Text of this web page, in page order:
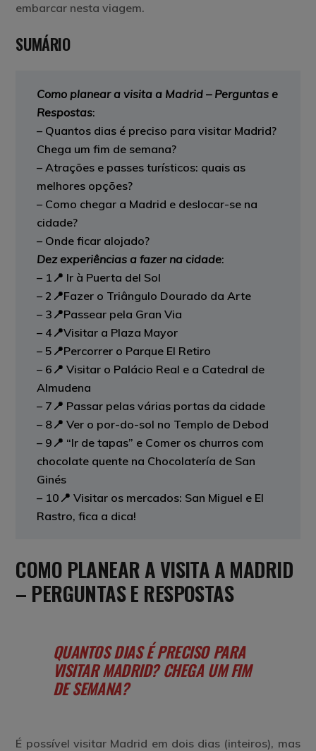
embarcar nesta viagem.
SUMÁRIO
Como planear a visita a Madrid – Perguntas e
Respostas:
– Quantos dias é preciso para visitar Madrid?
Chega um fim de semana?
– Atrações e passes turísticos: quais as
melhores opções?
– Como chegar a Madrid e deslocar-se na
cidade?
– Onde ficar alojado?
Dez experiências a fazer na cidade:
– 1📍 Ir à Puerta del Sol
– 2📍Fazer o Triângulo Dourado da Arte
– 3📍Passear pela Gran Via
– 4📍Visitar a Plaza Mayor
– 5📍Percorrer o Parque El Retiro
– 6📍 Visitar o Palácio Real e a Catedral de
Almudena
– 7📍 Passar pelas várias portas da cidade
– 8📍 Ver o por-do-sol no Templo de Debod
– 9📍 “Ir de tapas” e Comer os churros com
chocolate quente na Chocolatería de San
Ginés
– 10📍 Visitar os mercados: San Miguel e El
Rastro, fica a dica!
COMO PLANEAR A VISITA A MADRID
– PERGUNTAS E RESPOSTAS
QUANTOS DIAS É PRECISO PARA
VISITAR MADRID? CHEGA UM FIM
DE SEMANA?
É possível visitar Madrid em dois dias (inteiros), mas